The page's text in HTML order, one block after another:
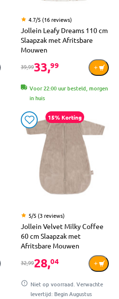
4.7/5 (16 reviews)
Jollein Leafy Dreams 110 cm
Slaapzak met Afritsbare
Mouwen
39,9933,99
Voor 22:00 uur besteld, morgen
in huis
15% Korting
5/5 (3 reviews)
Jollein Velvet Milky Coffee
60 cm Slaapzak met
Afritsbare Mouwen
32,9928,04
Niet op voorraad. Verwachte
levertijd: Begin Augustus